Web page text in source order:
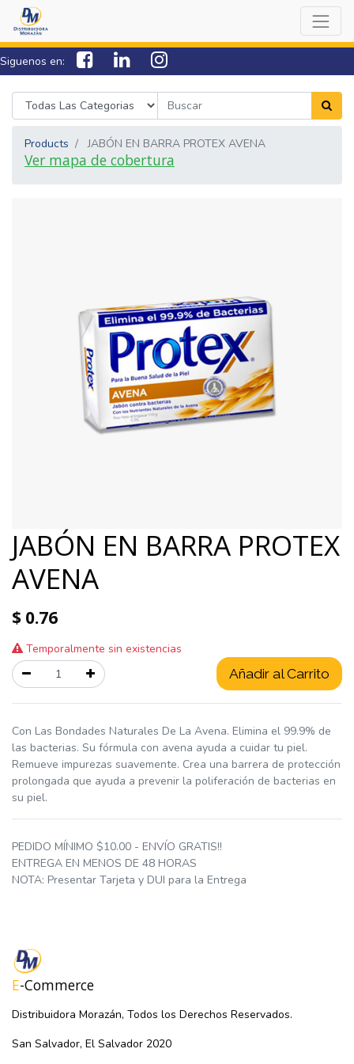
Siguenos en:
7538-0000 sac@lamorazan.com
Products JABÓN EN BARRA PROTEX AVENA
Ver mapa de cobertura
JABÓN EN BARRA PROTEX
AVENA
$ 0.76
Temporalmente sin existencias
Añadir al Carrito
Con Las Bondades Naturales De La Avena. Elimina el 99.9% de
las bacterias. Su fórmula con avena ayuda a cuidar tu piel.
Remueve impurezas suavemente. Crea una barrera de protección
prolongada que ayuda a prevenir la poliferación de bacterias en
su piel.
PEDIDO MÍNIMO $10.00 - ENVÍO GRATIS!!
ENTREGA EN MENOS DE 48 HORAS
NOTA: Presentar Tarjeta y DUI para la Entrega
E-Commerce
Distribuidora Morazán, Todos los Derechos Reservados.
San Salvador, El Salvador 2020